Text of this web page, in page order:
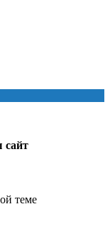
сайт
теме